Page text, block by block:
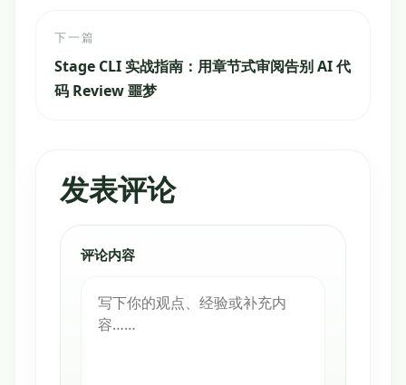
下一篇
Stage CLI 实战指南：用章节式审阅告别 AI 代
码 Review 噩梦
发表评论
评论内容